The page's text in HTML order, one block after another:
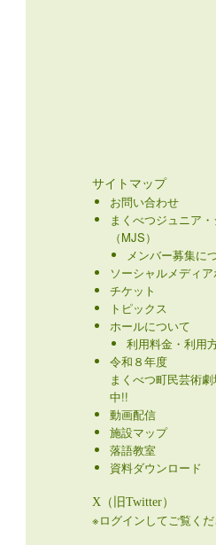
サイトマップ
お問い合わせ
まくべつジュニア
（MJS）
メンバー募集に
ソーシャルメディ
チケット
トピックス
ホールについて
利用料金・利用
令和８年度
まくべつ町民芸術
中!!
動画配信
施設マップ
落語教室
資料ダウンロード
X（旧Twitter）
※ログインしてご覧く